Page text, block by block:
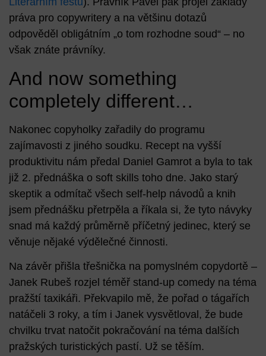
práva pro copywritery a na většinu dotazů
odpověděl obligátním „o tom rozhodne soud“ – no
však znáte právníky.
And now something
completely different…
Nakonec copyholky zařadily do programu
zajímavosti z jiného soudku. Recept na vyšší
produktivitu nám předal Daniel Gamrot a byla to tak
již 2. přednáška o soft skills toho dne. Jako starý
skeptik a odmítač všech self-help návodů a knih
jsem přednášku přetrpěla a říkala si, že tyto návyky
snad má každý průměrně příčetný jedinec, který se
věnuje nějaké výdělečné činnosti.
Na závěr přišla třešnička na pomyslném copydortě –
Janek Rubeš rozjel téměř stand-up comedy na téma
pražští taxikáři. Překvapilo mě, že pořad o tágařích
natáčeli 3 roky, a tím i Janek vysvětloval, že bude
chvilku trvat natočit pokračování na téma dalších
pražských turistických pastí. Už se těším.